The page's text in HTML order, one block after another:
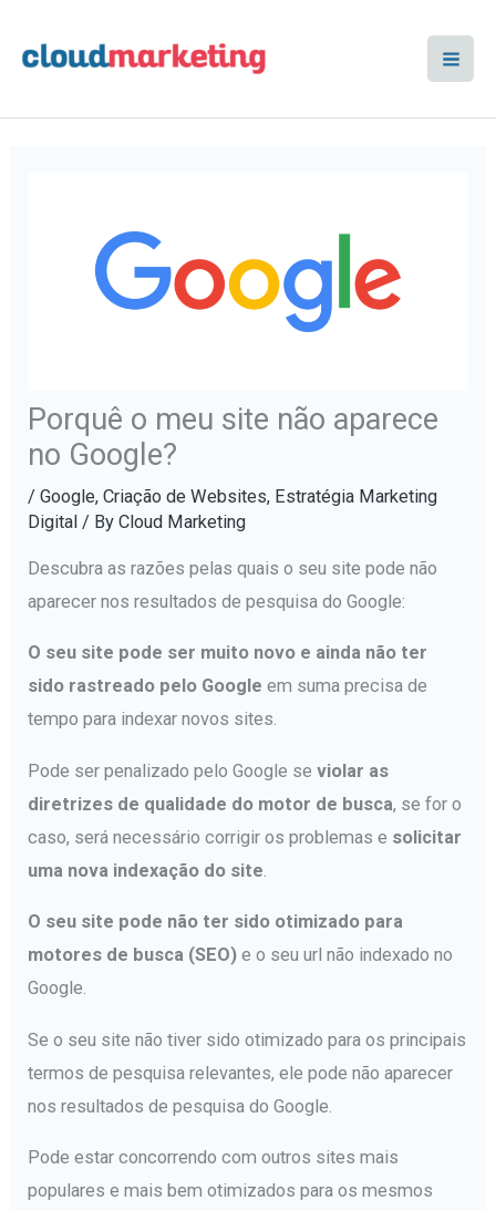
Porquê o meu site não aparece
no Google?
/Google,Criação de Websites, Estratégia Marketing
Digital / ByCloud Marketing
Descubra as razões pelas quais o seu site pode não
aparecer nos resultados de pesquisa do Google:
O seu site pode ser muito novo e ainda não ter
sido rastreado pelo Google em suma precisa de
tempo para indexar novos sites.
Pode ser penalizado pelo Google seviolar as
diretrizes de qualidade do motor de busca, se for o
caso, será necessário corrigir os problemas e solicitar
uma nova indexação do site
O seu site pode não ter sido otimizado para
motores de busca (SEO) e o seu url não indexado no
Google.
Se o seu site não tiver sido otimizado para os principais
termos de pesquisa relevantes, ele pode não aparecer
nos resultados de pesquisa do Google.
Pode estar concorrendo com outros sites mais
populares e mais bem otimizados para os mesmos